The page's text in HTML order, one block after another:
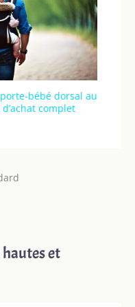
bébé dorsal au
complet
et